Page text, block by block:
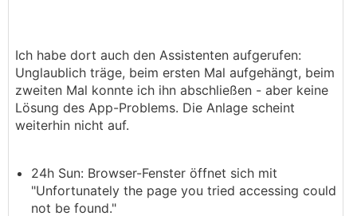
Ich habe dort auch den Assistenten aufgerufen:
Unglaublich träge, beim ersten Mal aufgehängt, beim
zweiten Mal konnte ich ihn abschließen - aber keine
Lösung des App-Problems. Die Anlage scheint
weiterhin nicht auf.
24h Sun: Browser-Fenster öffnet sich mit
"Unfortunately the page you tried accessing could
not be found."